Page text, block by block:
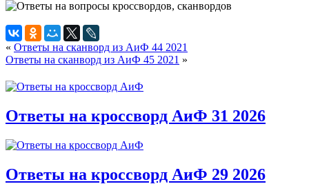
« Ответы на сканворд из АиФ 44 2021
Ответы на сканворд из АиФ 45 2021 »
Ответы на кроссворд АиФ 31 2026
Ответы на кроссворд АиФ 29 2026